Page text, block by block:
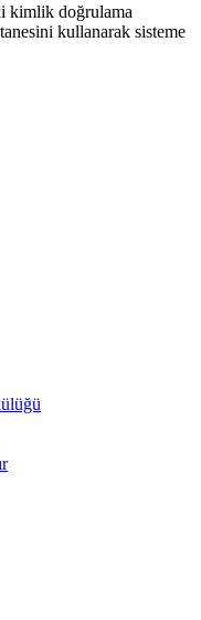
kimlik doğrulama
kullanarak sisteme